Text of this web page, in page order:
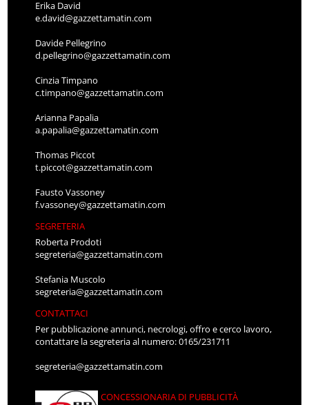
Erika David
e.david@gazzettamatin.com
Davide Pellegrino
d.pellegrino@gazzettamatin.com
Cinzia Timpano
c.timpano@gazzettamatin.com
Arianna Papalia
a.papalia@gazzettamatin.com
Thomas Piccot
t.piccot@gazzettamatin.com
Fausto Vassoney
f.vassoney@gazzettamatin.com
SEGRETERIA
Roberta Prodoti
segreteria@gazzettamatin.com
Stefania Muscolo
segreteria@gazzettamatin.com
CONTATTACI
Per pubblicazione annunci, necrologi, offro e cerco lavoro,
contattare la segreteria al numero: 0165/231711
segreteria@gazzettamatin.com
CONCESSIONARIA DI PUBBLICITÀ